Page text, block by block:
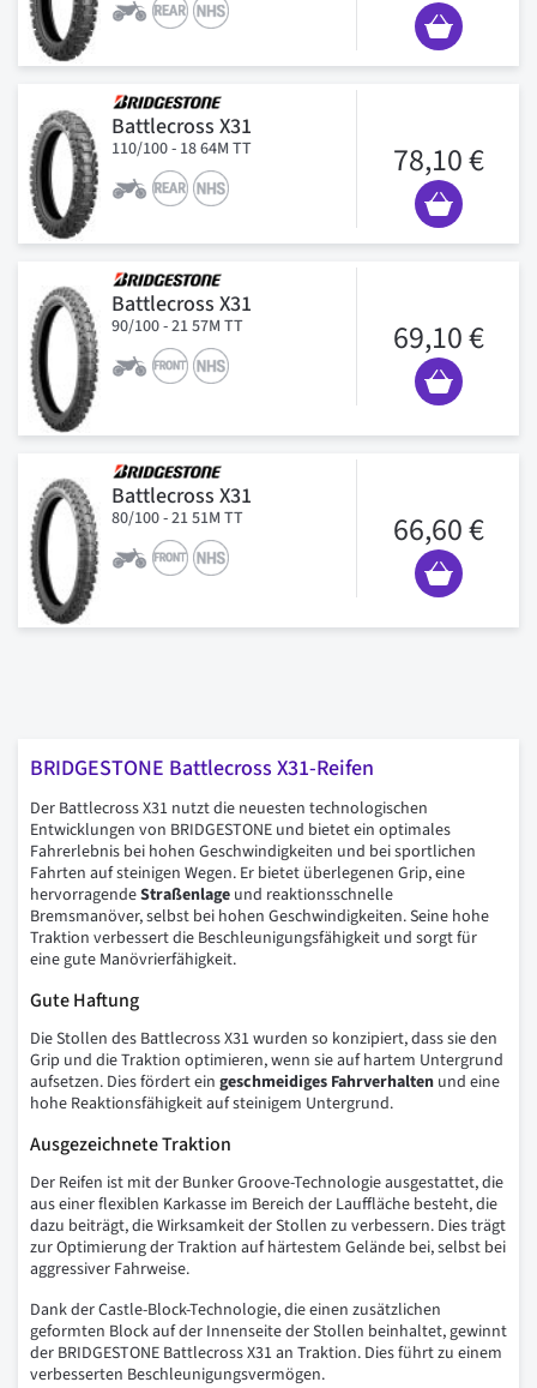
Battlecross X31
110/100 - 18 64M TT 78,10 €
Battlecross X31
90/100 - 21 57M TT 69,10 €
Battlecross X31
80/100 - 21 51M TT 66,60 €
BRIDGESTONE Battlecross X31-Reifen
Der Battlecross X31 nutzt die neuesten technologischen
Entwicklungen von BRIDGESTONE und bietet ein optimales
Fahrerlebnis bei hohen Geschwindigkeiten und bei sportlichen
Fahrten auf steinigen Wegen. Er bietet überlegenen Grip, eine
hervorragendeStraßenlage und reaktionsschnelle
Bremsmanöver, selbst bei hohen Geschwindigkeiten. Seine hohe
Traktion verbessert die Beschleunigungsfähigkeit und sorgt für
eine gute Manövrierfähigkeit.
Gute Haftung
Die Stollen des Battlecross X31 wurden so konzipiert, dass sie den
Grip und die Traktion optimieren, wenn sie auf hartem Untergrund
aufsetzen. Dies fördert ein geschmeidiges Fahrverhalten und eine
hohe Reaktionsfähigkeit auf steinigem Untergrund.
Ausgezeichnete Traktion
Der Reifen ist mit der Bunker Groove-Technologie ausgestattet, die
aus einer flexiblen Karkasse im Bereich der Lauffläche besteht, die
dazu beiträgt, die Wirksamkeit der Stollen zu verbessern. Dies trägt
zur Optimierung der Traktion auf härtestem Gelände bei, selbst bei
aggressiver Fahrweise.
Dank der Castle-Block-Technologie, die einen zusätzlichen
geformten Block auf der Innenseite der Stollen beinhaltet, gewinnt
der BRIDGESTONE Battlecross X31 an Traktion. Dies führt zu einem
verbesserten Beschleunigungsvermögen.